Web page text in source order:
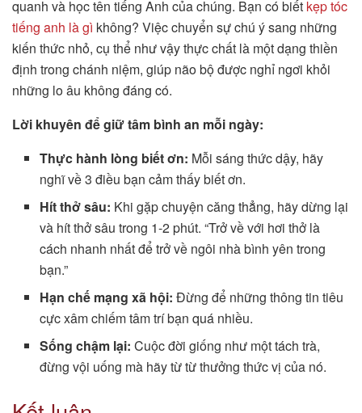
quanh và học tên tiếng Anh của chúng. Bạn có biết kẹp tóc
tiếng anh là gì không? Việc chuyển sự chú ý sang những
kiến thức nhỏ, cụ thể như vậy thực chất là một dạng thiền
định trong chánh niệm, giúp não bộ được nghỉ ngơi khỏi
những lo âu không đáng có.
Lời khuyên để giữ tâm bình an mỗi ngày:
Thực hành lòng biết ơn: Mỗi sáng thức dậy, hãy
nghĩ về 3 điều bạn cảm thấy biết ơn.
Hít thở sâu: Khi gặp chuyện căng thẳng, hãy dừng lại
và hít thở sâu trong 1-2 phút. “Trở về với hơi thở là
cách nhanh nhất để trở về ngôi nhà bình yên trong
bạn.”
Hạn chế mạng xã hội: Đừng để những thông tin tiêu
cực xâm chiếm tâm trí bạn quá nhiều.
Sống chậm lại: Cuộc đời giống như một tách trà,
đừng vội uống mà hãy từ từ thưởng thức vị của nó.